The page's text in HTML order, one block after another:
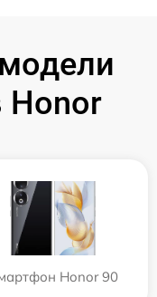
Honor 90